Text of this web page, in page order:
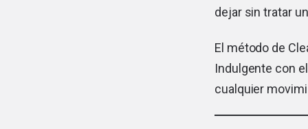
dejar sin tratar
El método de
Indulgente con
cualquier